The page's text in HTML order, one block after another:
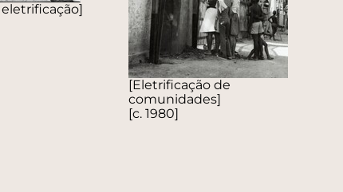
eletrificação]
[Eletrificação de
comunidades]
[c. 1980]